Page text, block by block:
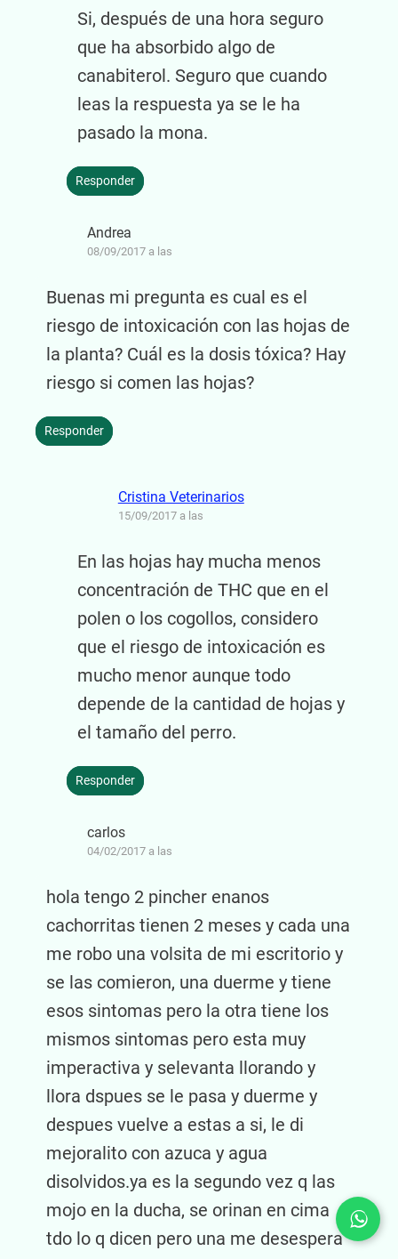
Si, después de una hora seguro
que ha absorbido algo de
canabiterol. Seguro que cuando
leas la respuesta ya se le ha
pasado la mona.
Responder
Andrea
08/09/2017 a las
Buenas mi pregunta es cual es el
riesgo de intoxicación con las hojas de
la planta? Cuál es la dosis tóxica? Hay
riesgo si comen las hojas?
Responder
Cristina Veterinarios
15/09/2017 a las
En las hojas hay mucha menos
concentración de THC que en el
polen o los cogollos, considero
que el riesgo de intoxicación es
mucho menor aunque todo
depende de la cantidad de hojas y
el tamaño del perro.
Responder
carlos
04/02/2017 a las
hola tengo 2 pincher enanos
cachorritas tienen 2 meses y cada una
me robo una volsita de mi escritorio y
se las comieron, una duerme y tiene
esos sintomas pero la otra tiene los
mismos sintomas pero esta muy
imperactiva y selevanta llorando y
llora dspues se le pasa y duerme y
despues vuelve a estas a si, le di
mejoralito con azuca y agua
disolvidos.ya es la segundo vez q las
mojo en la ducha, se orinan en cima
tdo lo q dicen pero una me desespera